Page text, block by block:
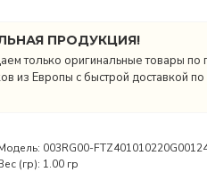
ПРОДУКЦИЯ!
только оригинальные товары по
из Европы с быстрой доставкой
003RG00-
(гр): 1.00 гр